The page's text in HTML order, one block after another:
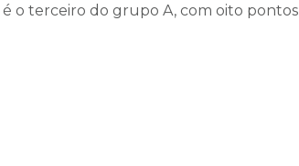
o terceiro do grupo A, com oito pontos